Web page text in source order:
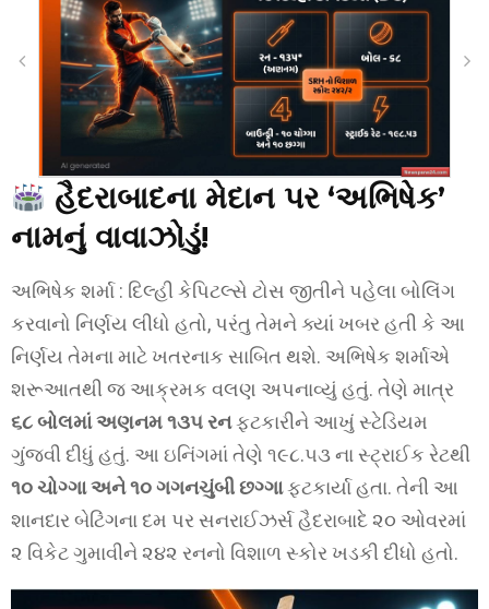
હૈદરાબાદના મેદાન પર ‘અભિષેક’
નામનું વાવાઝોડું!
અભિષેક શર્મા : દિલ્હી કેપિટલ્સે ટોસ જીતીને પહેલા બોલિંગ
કરવાનો નિર્ણય લીધો હતો, પરંતુ તેમને ક્યાં ખબર હતી કે આ
નિર્ણય તેમના માટે ખતરનાક સાબિત થશે. અભિષેક શર્માએ
શરૂઆતથી જ આક્રમક વલણ અપનાવ્યું હતું. તેણે માત્ર
૬૮ બોલમાં અણનમ ૧૩૫ રનફટકારીને આખું સ્ટેડિયમ
ગુંજવી દીધું હતું. આ ઇનિંગમાં તેણે ૧૯૮.૫૩ ના સ્ટ્રાઈક રેટથી
૧૦ ચોગ્ગા અને ૧૦ ગગનચુંબી છગ્ગાફટકાર્યા હતા. તેની આ
શાનદાર બેટિંગના દમ પર સનરાઈઝર્સ હૈદરાબાદે ૨૦ ઓવરમાં
૨ વિકેટ ગુમાવીને ૨૪૨ રનનો વિશાળ સ્કોર ખડકી દીધો હતો.